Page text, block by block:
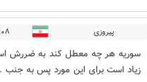
پیروزی ۱۸:۰۸ -
سوریه هر چه معطل کند به ضررش
زیاد است برای این مورد پس به جنب .